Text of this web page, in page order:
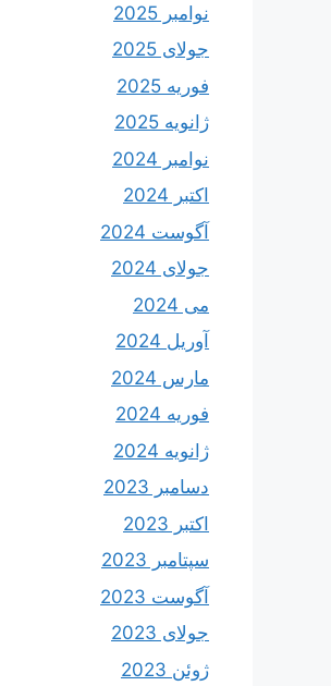
نوامبر 2025
جولای 2025
فوریه 2025
ژانویه 2025
نوامبر 2024
اکتبر 2024
آگوست 2024
جولای 2024
می 2024
آوریل 2024
مارس 2024
فوریه 2024
ژانویه 2024
دسامبر 2023
اکتبر 2023
سپتامبر 2023
آگوست 2023
جولای 2023
ژوئن 2023